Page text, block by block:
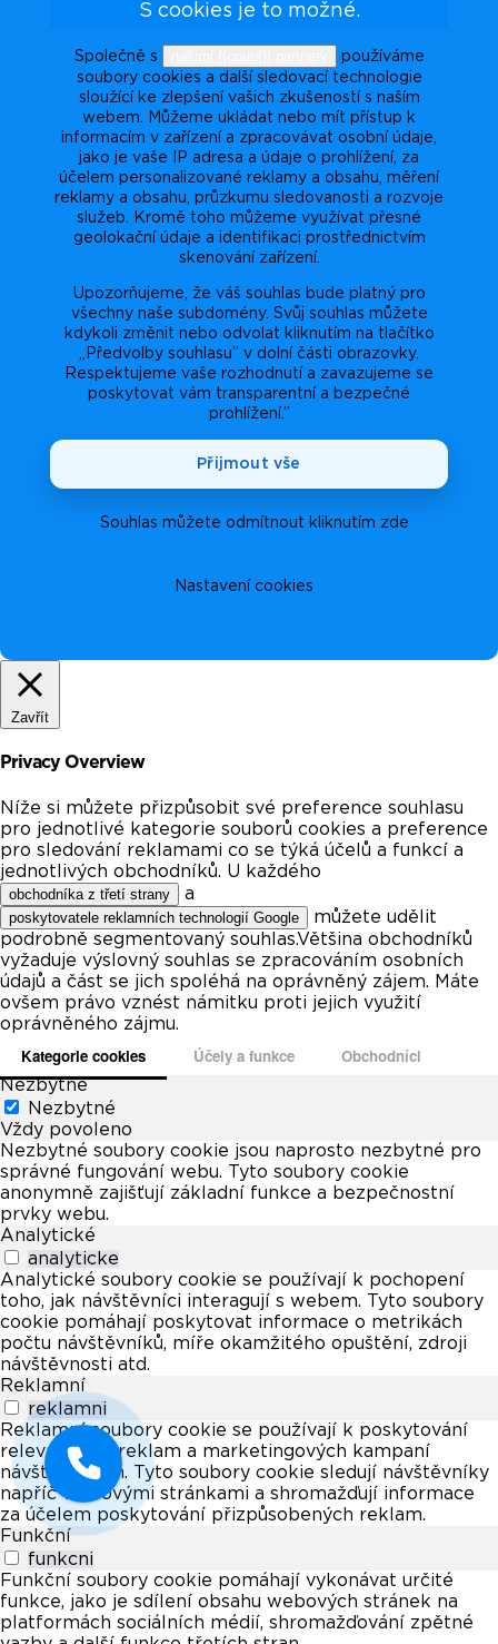
S cookies je to možné.
Společně s
používáme
soubory cookies a další sledovací technologie
sloužící ke zlepšení vašich zkušeností s naším
webem. Můžeme ukládat nebo mít přístup k
informacím v zařízení a zpracovávat osobní údaje,
jako je vaše IP adresa a údaje o prohlížení, za
účelem personalizované reklamy a obsahu, měření
reklamy a obsahu, průzkumu sledovanosti a rozvoje
služeb. Kromě toho můžeme využívat přesné
geolokační údaje a identifikaci prostřednictvím
skenování zařízení.
Upozorňujeme, že váš souhlas bude platný pro
všechny naše subdomény. Svůj souhlas můžete
kdykoli změnit nebo odvolat kliknutím na tlačítko
„Předvolby souhlasu” v dolní části obrazovky.
Respektujeme vaše rozhodnutí a zavazujeme se
poskytovat vám transparentní a bezpečné
prohlížení.”
Nastavení cookies
Souhlas můžete odmítnout kliknutím zde
Přijmout vše
Zavřít
Privacy Overview
Níže si můžete přizpůsobit své preference souhlasu
pro jednotlivé kategorie souborů cookies a preference
pro sledování reklamami co se týká účelů a funkcí a
jednotlivých obchodníků. U každého
obchodníka z třetí strany a
poskytovatele reklamních technologií Google
můžete udělit
podrobně segmentovaný souhlas.Většina obchodníků
vyžaduje výslovný souhlas se zpracováním osobních
údajů a část se jich spoléhá na oprávněný zájem. Máte
ovšem právo vznést námitku proti jejich využití
oprávněného zájmu.
Kategorie cookies Účely a funkce Obchodníci
Nezbytné
Nezbytné
Vždy povoleno
Nezbytné soubory cookie jsou naprosto nezbytné pro
správné fungování webu. Tyto soubory cookie
anonymně zajišťují základní funkce a bezpečnostní
prvky webu.
Analytické
analyticke
Analytické soubory cookie se používají k pochopení
toho, jak návštěvníci interagují s webem. Tyto soubory
cookie pomáhají poskytovat informace o metrikách
počtu návštěvníků, míře okamžitého opuštění, zdroji
návštěvnosti atd.
Reklamní
reklamni
Reklamní soubory cookie se používají k poskytování
relevantních reklam a marketingových kampaní
návštěvníkům. Tyto soubory cookie sledují návštěvníky
napříč webovými stránkami a shromažďují informace
za účelem poskytování přizpůsobených reklam.
Funkční
funkcni
Funkční soubory cookie pomáhají vykonávat určité
funkce, jako je sdílení obsahu webových stránek na
platformách sociálních médií, shromažďování zpětné